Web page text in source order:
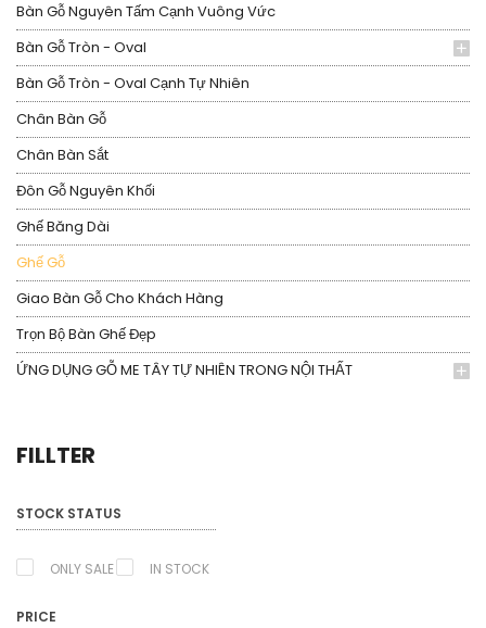
Bàn Gỗ Nguyên Tấm Cạnh Vuông Vức
Bàn Gỗ Tròn - Oval
Bàn Gỗ Tròn - Oval Cạnh Tự Nhiên
Chân Bàn Gỗ
Chân Bàn Sắt
Đôn Gỗ Nguyên Khối
Ghế Băng Dài
Ghế Gỗ
Giao Bàn Gỗ Cho Khách Hàng
Trọn Bộ Bàn Ghế Đẹp
ỨNG DỤNG GỖ ME TÂY TỰ NHIÊN TRONG NỘI THẤT
FILLTER
STOCK STATUS
ONLY SALE IN STOCK
PRICE